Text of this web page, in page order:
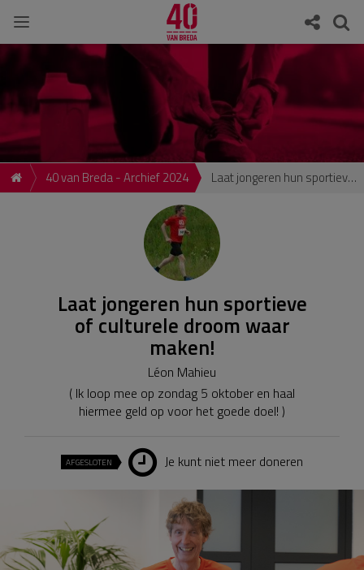
40 van Breda - Archief 2024 Laat jongeren hun sportieve of culturele droom waar maken!
Laat jongeren hun sportieve
of culturele droom waar
maken!
Léon Mahieu
( Ik loop mee op zondag 5 oktober en haal
hiermee geld op voor het goede doel! )
AFGESLOTEN Je kunt niet meer doneren